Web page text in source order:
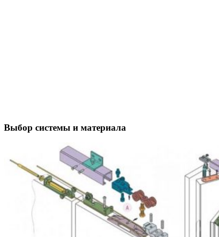
Выбор системы и материала